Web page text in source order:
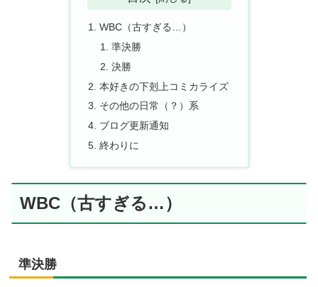
WBC（古すぎる…）
準決勝
決勝
本好きの下剋上コミカライズ
その他の日常（？）系
ブログ更新通知
終わりに
WBC（古すぎる…）
準決勝